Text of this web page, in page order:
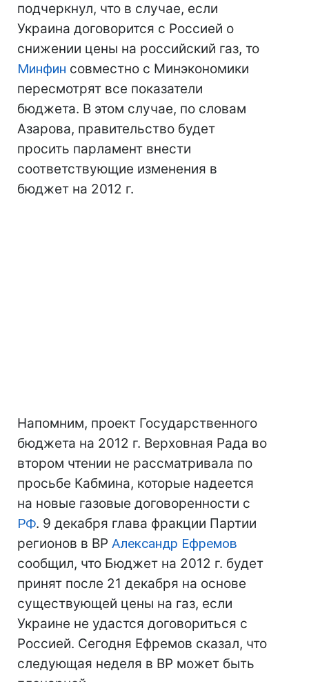
подчеркнул, что в случае, если
Украина договорится с Россией о
снижении цены на российский газ, то
Минфин совместно с Минэкономики
пересмотрят все показатели
бюджета. В этом случае, по словам
Азарова, правительство будет
просить парламент внести
соответствующие изменения в
бюджет на 2012 г.
Напомним, проект Государственного
бюджета на 2012 г. Верховная Рада во
втором чтении не рассматривала по
просьбе Кабмина, которые надеется
на новые газовые договоренности с
РФ. 9 декабря глава фракции Партии
регионов в ВР Александр Ефремов
сообщил, что Бюджет на 2012 г. будет
принят после 21 декабря на основе
существующей цены на газ, если
Украине не удастся договориться с
Россией. Сегодня Ефремов сказал, что
следующая неделя в ВР может быть